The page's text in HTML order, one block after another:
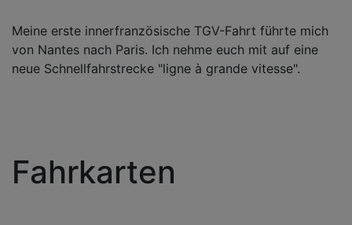
Meine erste innerfranzösische TGV-Fahrt führte mich
von Nantes nach Paris. Ich nehme euch mit auf eine
neue Schnellfahrstrecke "ligne à grande vitesse".
Fahrkarten